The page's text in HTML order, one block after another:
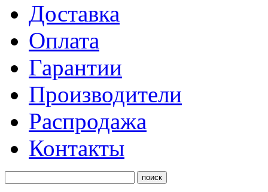
Доставка
Оплата
Гарантии
Производители
Распродажа
Контакты